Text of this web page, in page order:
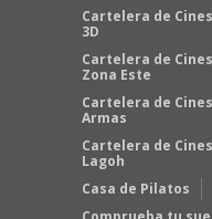
Cartelera de
3D
Cartelera de
Zona Este
Cartelera de
Armas
Cartelera de
Lagoh
Casa de Pilatos